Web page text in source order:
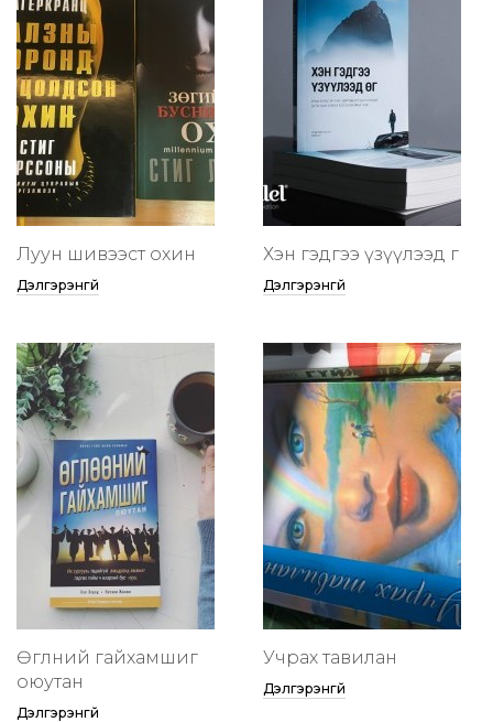
Луун шивээст охин
Дэлгэрэнгүй
Хэн гэдгээ үзүүлээд өг
Дэлгэрэнгүй
Өглөөний гайхамшиг
оюутан
Дэлгэрэнгүй
Учрах тавилан
Дэлгэрэнгүй